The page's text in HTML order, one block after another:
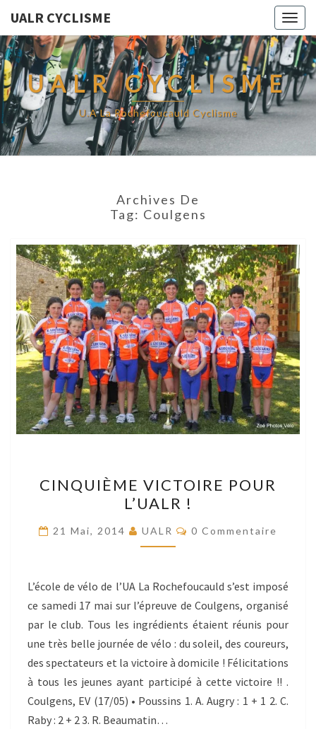
UALR CYCLISME
UALR CYCLISME
U.A La Rochefoucauld Cyclisme
Archives De
Tag: Coulgens
VICTOIRE
POUR
L’UALR
!
CINQUIÈME VICTOIRE POUR
L’UALR !
21 Mai, 2014 UALR Commentaires
0 Commentaire
L’école de vélo de l’UA La Rochefoucauld s’est imposé
ce samedi 17 mai sur l’épreuve de Coulgens, organisé
par le club. Tous les ingrédients étaient réunis pour
une très belle journée de vélo : du soleil, des coureurs,
des spectateurs et la victoire à domicile ! Félicitations
à tous les jeunes ayant participé à cette victoire !! .
Coulgens, EV (17/05) • Poussins 1. A. Augry : 1 + 1 2. C.
Raby : 2 + 2 3. R. Beaumatin…